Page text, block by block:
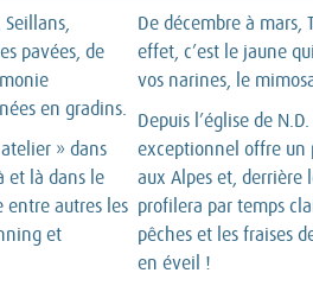
pavées, de
en gradins.
» dans
et là dans le
entre autres les
et
De décembre à mars,
effet, c’est le jaune
vos narines, le
Depuis l’église de
exceptionnel offre un
aux Alpes et, derrière
profilera par temps
pêches et les fraises
en éveil !